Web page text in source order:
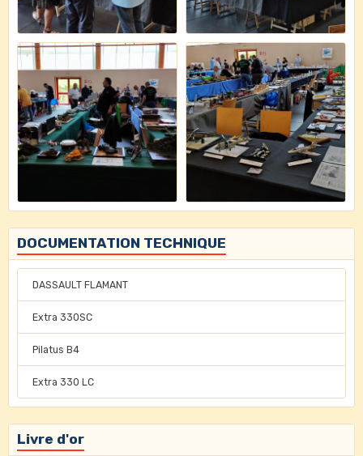
DOCUMENTATION TECHNIQUE
DASSAULT FLAMANT
Extra 330SC
Pilatus B4
Extra 330 LC
Livre d'or